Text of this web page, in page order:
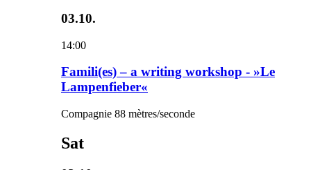
03.10.
14:00
Famili(es) – a writing workshop - »Le
Lampenfieber«
Compagnie 88 mètres/seconde
Sat